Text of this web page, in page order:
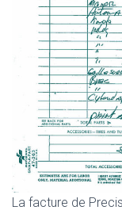
La facture de